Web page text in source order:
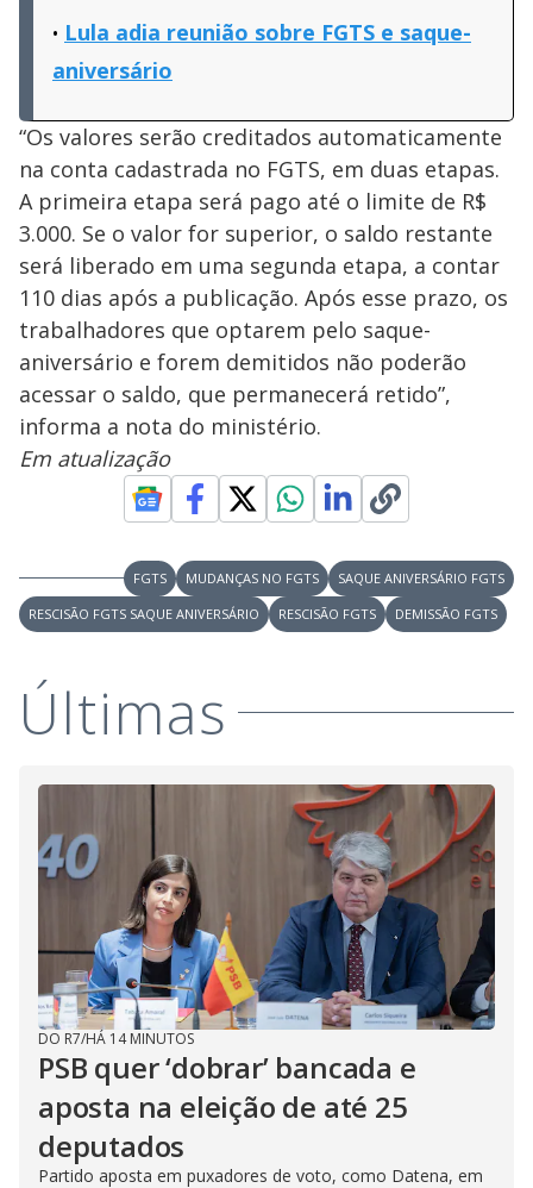
Lula adia reunião sobre FGTS e saque-
aniversário
“Os valores serão creditados automaticamente
na conta cadastrada no FGTS, em duas etapas.
A primeira etapa será pago até o limite de R$
3.000. Se o valor for superior, o saldo restante
será liberado em uma segunda etapa, a contar
110 dias após a publicação. Após esse prazo, os
trabalhadores que optarem pelo saque-
aniversário e forem demitidos não poderão
acessar o saldo, que permanecerá retido”,
informa a nota do ministério.
Em atualização
FGTS MUDANÇAS NO FGTS
SAQUE ANIVERSÁRIO FGTS
RESCISÃO FGTS SAQUE ANIVERSÁRIO
RESCISÃO FGTS DEMISSÃO FGTS
Últimas
DO R7/HÁ 14 MINUTOS
PSB quer ‘dobrar’ bancada e
aposta na eleição de até 25
deputados
Partido aposta em puxadores de voto, como Datena, em